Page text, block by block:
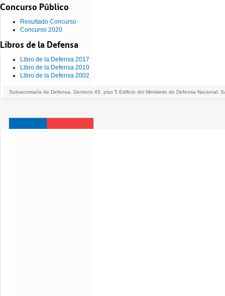
Concurso Público
Resultado Concurso
Concurso 2020
Libros de la Defensa
Libro de la Defensa 2017
Libro de la Defensa 2010
Libro de la Defensa 2002
Subsecretaría de Defensa. Zenteno 45, piso 5 Edificio del Ministerio de Defensa Nacional.